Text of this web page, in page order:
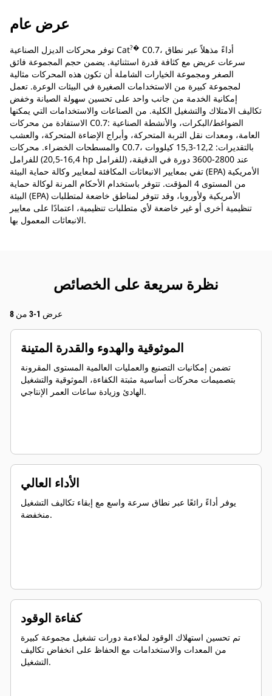
عرض عام
توفر محركات الديزل الصناعية Cat?� C0.7، أداءً مذهلاً عبر نطاق
سرعات عريض مع كثافة قدرة استثنائية. يضمن حجم المجموعة فائق
الصغر ومجموعة الخيارات الشاملة أن تكون هذه المحركات مثالية
لمجموعة كبيرة من الاستخدامات الصغيرة في البيئات الوعرة. تعمل
إمكانية الخدمة من جانب واحد على تحسين سهولة الصيانة وخفض
تكاليف الامتلاك والتشغيل الكلية. من الصناعات والاستخدامات التي يمكنها
الاستفادة من محركات C0.7: الضواغط/البكرات، والأنشطة الصناعية
العامة، ومعدات نقل التربة المتحركة، وأبراج الإضاءة المتحركة، والعشب
والمسطحات الخضراء. محركات C0.7، بالتقديرات: 12,2-15,3 كيلووات
للفرامل (16,4-20,5 hp للفرامل) عند 2800-3600 دورة في الدقيقة،
تفي بمعايير الانبعاثات المكافئة لمعايير وكالة حماية البيئة (EPA) الأمريكية
من المستوى 4 المؤقت. تتوفر باستخدام الأحكام المرنة لوكالة حماية
البيئة (EPA) الأمريكية ولأوروبا، وقد تتوفر لمناطق خاضعة لمتطلبات
تنظيمية أخرى أو غير خاضعة لأي متطلبات تنظيمية، اعتمادًا على معايير
الانبعاثات المعمول بها.
نظرة سريعة على الخصائص
عرض 1-3 من 8
الموثوقية والهدوء والقدرة المتينة
تضمن إمكانيات التصنيع والعمليات العالمية المستوى المقرونة
بتصميمات محركات أساسية مثبتة الكفاءة، الموثوقية والتشغيل
الهادئ وزيادة ساعات العمر الإنتاجي.
الأداء العالي
يوفر أداءً رائعًا عبر نطاق سرعة واسع مع إبقاء تكاليف التشغيل
منخفضة.
كفاءة الوقود
تم تحسين استهلاك الوقود لملاءمة دورات تشغيل مجموعة كبيرة
من المعدات والاستخدامات مع الحفاظ على انخفاض تكاليف
التشغيل.